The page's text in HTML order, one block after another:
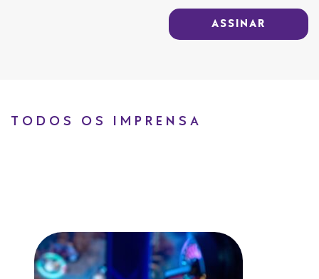
ASSINAR
TODOS OS IMPRENSA